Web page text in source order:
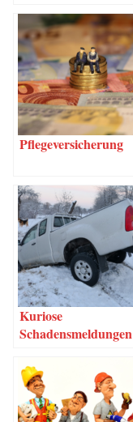
Pfle­ge­ver­si­che­rung
Kurio­se
Schadensmeldungen